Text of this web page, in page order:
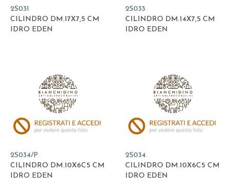
2S031
CILINDRO DM.17X7,5 CM
IDRO EDEN
2S033
CILINDRO DM.14X7,5 CM
IDRO EDEN
2S034/P
CILINDRO DM.10X6C5 CM
IDRO EDEN
2S034
CILINDRO DM.10X6C5 CM
IDRO EDEN